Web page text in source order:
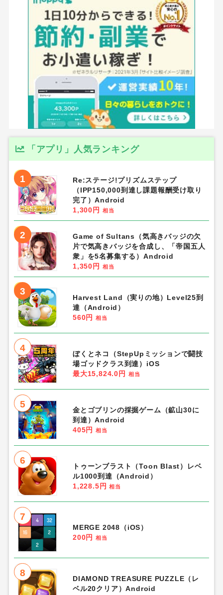
「アプリ」人気ランキング
1
Re:ステージ!プリズムステップ
（IPP150,000到達し課題報酬受け取り
完了）Android
1,300円
相当
2
Game of Sultans（気高きバッジの欠
片で気高きバッジを合成し、「帝国五人
衆」を5名募集する）Android
1,350円
相当
3
Harvest Land（実りの地）Level25到
達（Android）
560円
相当
4
ぼくとネコ（StepUpミッションで闘技
場ゴッドクラス到達）iOS
最大15,824.0円
相当
5
金とゴブリンの採掘ゲーム（鉱山30に
到達）Android
405円
相当
6
トゥーンブラスト（Toon Blast）レベ
ル1000到達（Android）
1,228.5円
相当
7
MERGE 2048（iOS）
200円
相当
8
DIAMOND TREASURE PUZZLE（レ
ベル20クリア）Android